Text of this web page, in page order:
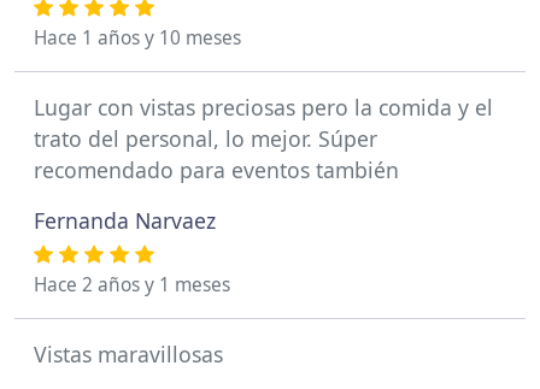
Hace 1 años y 10 meses
Lugar con vistas preciosas pero la comida y el
trato del personal, lo mejor. Súper
recomendado para eventos también
Fernanda Narvaez
Hace 2 años y 1 meses
Vistas maravillosas